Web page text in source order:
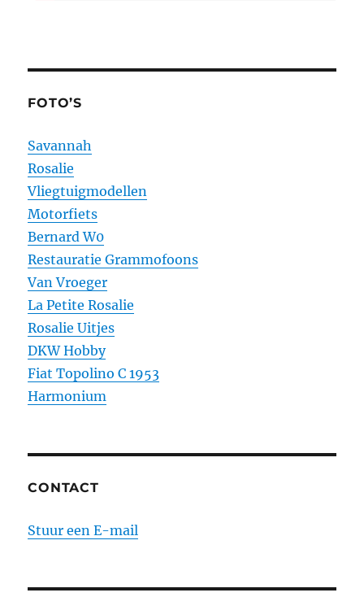
FOTO’S
Savannah
Rosalie
Vliegtuigmodellen
Motorfiets
Bernard W0
Restauratie Grammofoons
Van Vroeger
La Petite Rosalie
Rosalie Uitjes
DKW Hobby
Fiat Topolino C 1953
Harmonium
CONTACT
Stuur een E-mail